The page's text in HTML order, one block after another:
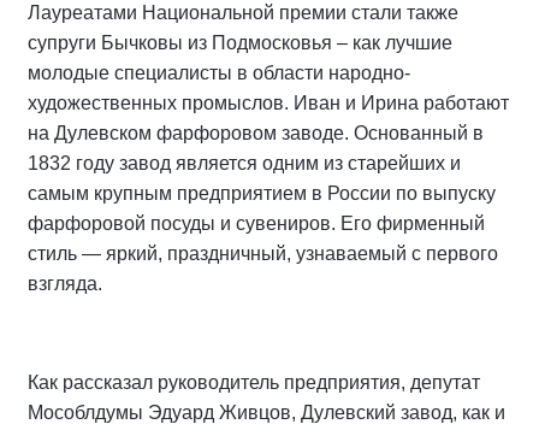
Лауреатами Национальной премии стали также
супруги Бычковы из Подмосковья – как лучшие
молодые специалисты в области народно-
художественных промыслов. Иван и Ирина работают
на Дулевском фарфоровом заводе. Основанный в
1832 году завод является одним из старейших и
самым крупным предприятием в России по выпуску
фарфоровой посуды и сувениров. Его фирменный
стиль — яркий, праздничный, узнаваемый с первого
взгляда.
Как рассказал руководитель предприятия, депутат
Мособлдумы Эдуард Живцов, Дулевский завод, как и